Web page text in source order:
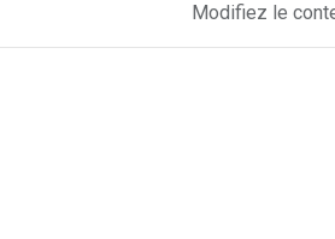
Modifiez le